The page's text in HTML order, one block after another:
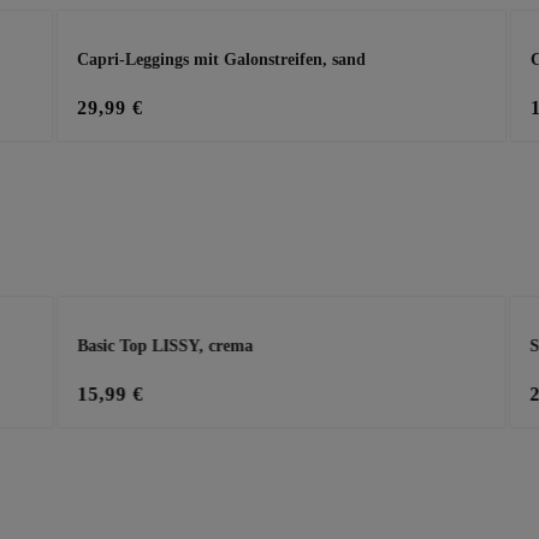
Capri-Leggings mit Galonstreifen, sand
29,99 €
Basic Top LISSY, crema
15,99 €